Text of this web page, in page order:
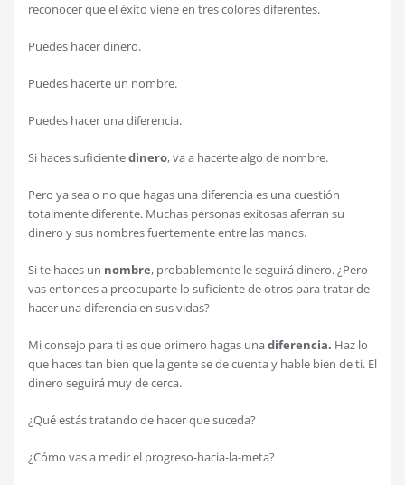
reconocer que el éxito viene en tres colores diferentes.
Puedes hacer dinero.
Puedes hacerte un nombre.
Puedes hacer una diferencia.
Si haces suficientedinero, va a hacerte algo de nombre.
Pero ya sea o no que hagas una diferencia es una cuestión
totalmente diferente. Muchas personas exitosas aferran su
dinero y sus nombres fuertemente entre las manos.
Si te haces un nombre, probablemente le seguirá dinero. ¿Pero
vas entonces a preocuparte lo suficiente de otros para tratar de
hacer una diferencia en sus vidas?
Mi consejo para ti es que primero hagas unadiferencia. Haz lo
que haces tan bien que la gente se de cuenta y hable bien de ti. El
dinero seguirá muy de cerca.
¿Qué estás tratando de hacer que suceda?
¿Cómo vas a medir el progreso-hacia-la-meta?